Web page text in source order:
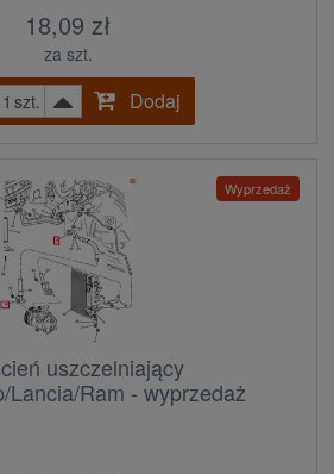
18,09 zł
za szt.
szt.
Dodaj
Wyprzedaż
uszczelniający
Lancia/Ram - wyprzedaż